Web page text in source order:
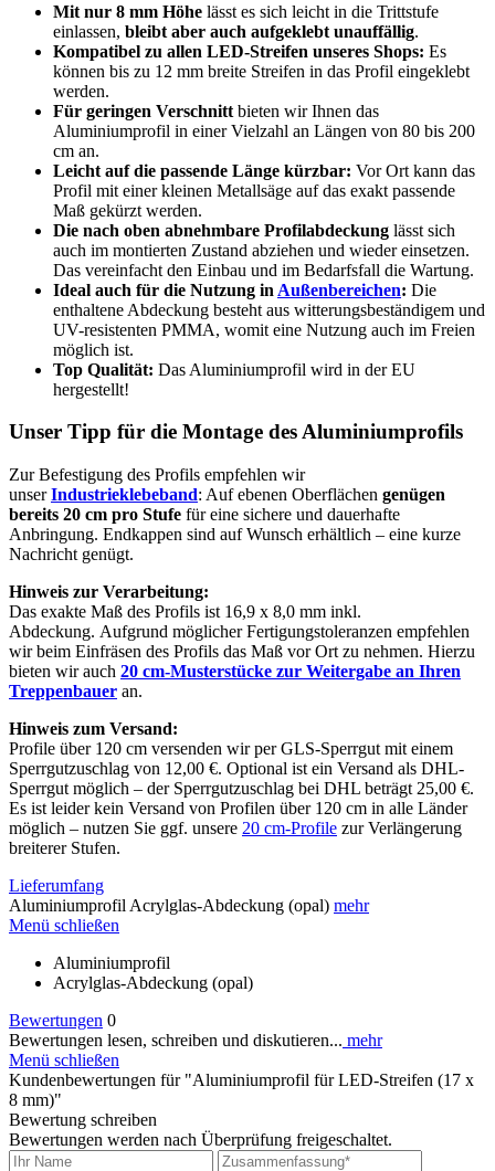
Mit nur 8 mm Höhe lässt es sich leicht in die Trittstufe
einlassen, bleibt aber auch aufgeklebt unauffällig.
Kompatibel zu allen LED-Streifen unseres Shops: Es
können bis zu 12 mm breite Streifen in das Profil eingeklebt
werden.
Für geringen Verschnitt bieten wir Ihnen das
Aluminiumprofil in einer Vielzahl an Längen von 80 bis 200
cm an.
Leicht auf die passende Länge kürzbar: Vor Ort kann das
Profil mit einer kleinen Metallsäge auf das exakt passende
Maß gekürzt werden.
Die nach oben abnehmbare Profilabdeckung lässt sich
auch im montierten Zustand abziehen und wieder einsetzen.
Das vereinfacht den Einbau und im Bedarfsfall die Wartung.
Ideal auch für die Nutzung in Außenbereichen: Die
enthaltene Abdeckung besteht aus witterungsbeständigem und
UV-resistenten PMMA, womit eine Nutzung auch im Freien
möglich ist.
Top Qualität: Das Aluminiumprofil wird in der EU
hergestellt!
Unser Tipp für die Montage des Aluminiumprofils
Zur Befestigung des Profils empfehlen wir
unserIndustrieklebeband: Auf ebenen Oberflächen genügen
bereits 20 cm pro Stufe für eine sichere und dauerhafte
Anbringung. Endkappen sind auf Wunsch erhältlich – eine kurze
Nachricht genügt.
Hinweis zur Verarbeitung:
Das exakte Maß des Profils ist 16,9 x 8,0 mm inkl.
Abdeckung. Aufgrund möglicher Fertigungstoleranzen empfehlen
wir beim Einfräsen des Profils das Maß vor Ort zu nehmen. Hierzu
bieten wir auch 20 cm-Musterstücke zur Weitergabe an Ihren
Treppenbauer an.
Hinweis zum Versand:
Profile über 120 cm versenden wir per GLS-Sperrgut mit einem
Sperrgutzuschlag von 12,00 €. Optional ist ein Versand als DHL-
Sperrgut möglich – der Sperrgutzuschlag bei DHL beträgt 25,00 €.
Es ist leider kein Versand von Profilen über 120 cm in alle Länder
möglich – nutzen Sie ggf. unsere 20 cm-Profile zur Verlängerung
breiterer Stufen.
Lieferumfang
Aluminiumprofil Acrylglas-Abdeckung (opal) mehr
Menü schließen
Aluminiumprofil
Acrylglas-Abdeckung (opal)
Bewertungen 0
Bewertungen lesen, schreiben und diskutieren... mehr
Menü schließen
Kundenbewertungen für "Aluminiumprofil für LED-Streifen (17 x
8 mm)"
Bewertung schreiben
Bewertungen werden nach Überprüfung freigeschaltet.